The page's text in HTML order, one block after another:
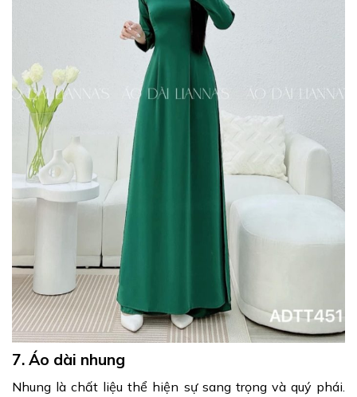
7. Áo dài nhung
Nhung là chất liệu thể hiện sự sang trọng và quý phái.